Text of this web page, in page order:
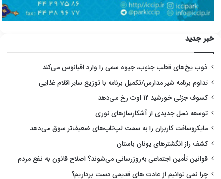
خبر جدید
ذوب یخ‌های قطب جنوب، جیوه سمی را وارد اقیانوس می‌کند
تداوم برنامه شیر مدارس/تکمیل برنامه با توزیع سایر اقلام غذایی
کسوف جزئی خورشید ۱۲ اوت رخ می‌دهد
توسعه نسل جدیدی از آشکارسازهای نوری
مایکروسافت کاربران را به سمت لپ‌تاپ‌های ضعیف‌تر سوق می‌دهد
کشف راز انگشترهای یونان باستان
قوانین تأمین اجتماعی به‌روزرسانی می‌شوند؟ اصلاح قانون به نفع مردم
چرا نمی توانیم از عادت های قدیمی دست برداریم؟